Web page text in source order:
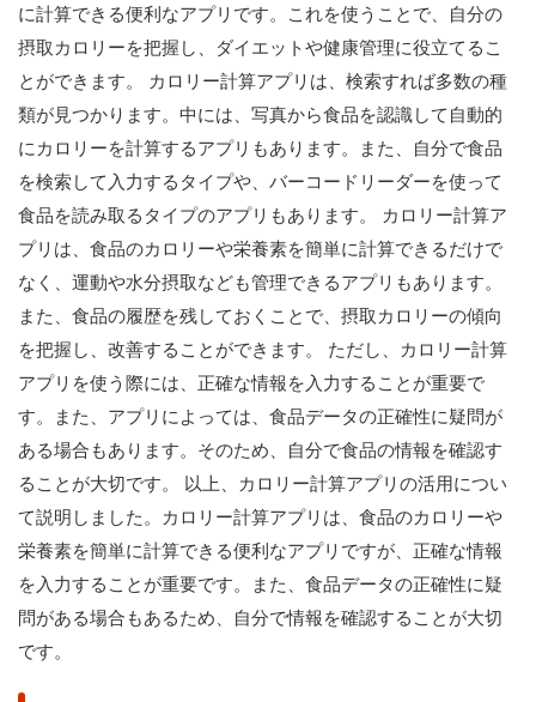
に計算できる便利なアプリです。これを使うことで、自分の
摂取カロリーを把握し、ダイエットや健康管理に役立てるこ
とができます。 カロリー計算アプリは、検索すれば多数の種
類が見つかります。中には、写真から食品を認識して自動的
にカロリーを計算するアプリもあります。また、自分で食品
を検索して入力するタイプや、バーコードリーダーを使って
食品を読み取るタイプのアプリもあります。 カロリー計算ア
プリは、食品のカロリーや栄養素を簡単に計算できるだけで
なく、運動や水分摂取なども管理できるアプリもあります。
また、食品の履歴を残しておくことで、摂取カロリーの傾向
を把握し、改善することができます。 ただし、カロリー計算
アプリを使う際には、正確な情報を入力することが重要で
す。また、アプリによっては、食品データの正確性に疑問が
ある場合もあります。そのため、自分で食品の情報を確認す
ることが大切です。 以上、カロリー計算アプリの活用につい
て説明しました。カロリー計算アプリは、食品のカロリーや
栄養素を簡単に計算できる便利なアプリですが、正確な情報
を入力することが重要です。また、食品データの正確性に疑
問がある場合もあるため、自分で情報を確認することが大切
です。